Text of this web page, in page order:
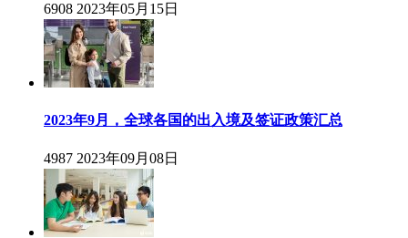
6908 2023年05月15日
2023年9月，全球各国的出入境及签证政策汇总
4987 2023年09月08日